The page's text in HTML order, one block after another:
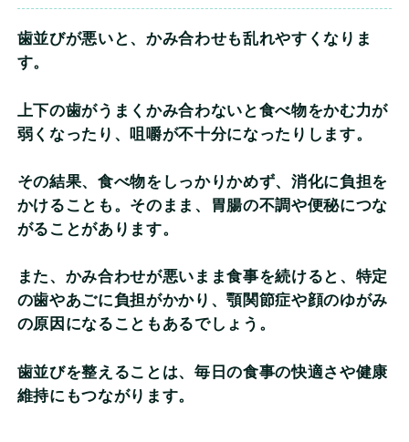
歯並びが悪いと、かみ合わせも乱れやすくなりま
す。
上下の歯がうまくかみ合わないと食べ物をかむ力が
弱くなったり、咀嚼が不十分になったりします。
その結果、食べ物をしっかりかめず、消化に負担を
かけることも。そのまま、胃腸の不調や便秘につな
がることがあります。
また、かみ合わせが悪いまま食事を続けると、特定
の歯やあごに負担がかかり、顎関節症や顔のゆがみ
の原因になることもあるでしょう。
歯並びを整えることは、毎日の食事の快適さや健康
維持にもつながります。